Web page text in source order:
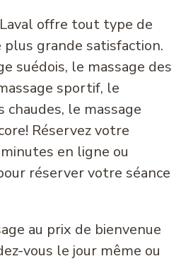
offre tout type de
grande satisfaction.
suédois, le massage des
sportif, le
chaudes, le massage
Réservez votre
en ligne ou
réserver votre séance
au prix de bienvenue
vous le jour même ou